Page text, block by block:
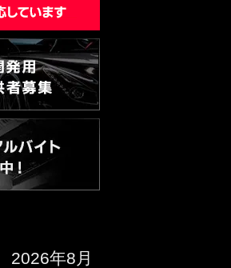
2026年8月